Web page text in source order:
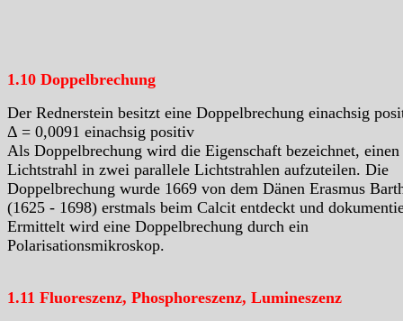
1.10 Doppelbrechung
Der Rednerstein besitzt eine Doppelbrechung einachsig
Δ = 0,0091 einachsig positiv
Als Doppelbrechung wird die Eigenschaft bezeichnet, einen
Lichtstrahl in zwei parallele Lichtstrahlen aufzuteilen. Die
Doppelbrechung wurde 1669 von dem Dänen Erasmus
(1625 - 1698) erstmals beim Calcit entdeckt und
Ermittelt wird eine Doppelbrechung durch ein
Polarisationsmikroskop.
1.11 Fluoreszenz, Phosphoreszenz, Lumineszenz